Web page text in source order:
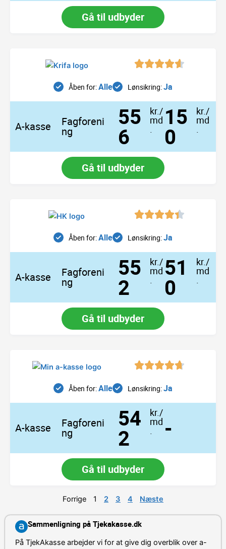
Gå til udbyder
Åben for:Alle Lønsikring:Ja
A-kasse Fagforeni
ng
55
6
kr./
md 15
0
kr./
md
Gå til udbyder
Åben for:Alle Lønsikring:Ja
A-kasse Fagforeni
ng
55
2
kr./
md 51
0
kr./
md
Gå til udbyder
Åben for:Alle Lønsikring:Ja
A-kasse Fagforeni
ng
54
2
kr./
md -
Gå til udbyder
Forrige 1 2 3 4 Næste
Sammenligning på Tjekakasse.dk
På TjekAkasse arbejder vi for at give dig overblik over a-